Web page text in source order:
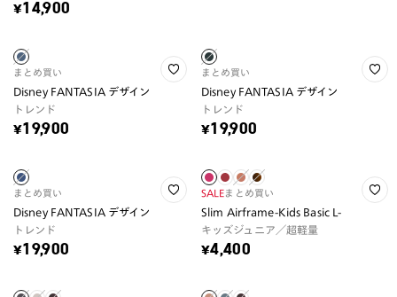
¥14,900
まとめ買い
Disney FANTASIA デザイン
トレンド
¥19,900
まとめ買い
Disney FANTASIA デザイン
トレンド
¥19,900
まとめ買い
Disney FANTASIA デザイン
トレンド
¥19,900
SALEまとめ買い
Slim Airframe-Kids Basic L-
キッズジュニア／超軽量
¥4,400